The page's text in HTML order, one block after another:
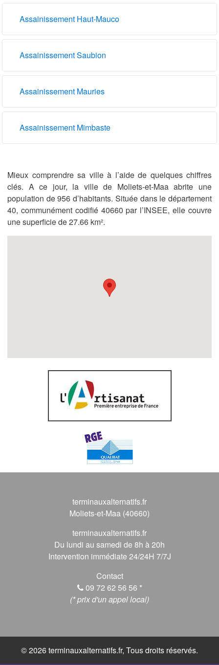
Assainissement Haut-Mauco
Assainissement Saubion
Assainissement Mauries
Assainissement Mimbaste
Mieux comprendre sa ville à l’aide de quelques chiffres
clés. A ce jour, la ville de Moliets-et-Maa abrite une
population de 956 d’habitants. Située dans le département
40, communément codifié 40660 par l’INSEE, elle couvre
une superficie de 27.66 km².
terminauxalternatifs.fr
Moliets-et-Maa (40660)
terminauxalternatifs.fr
Du lundi au samedi de 8h à 20h
Intervention immédiate 24/24H 7/7J
Contact
09 72 62 56 56 *
(* prix d'un appel local)
© 2026 terminauxalternatifs.fr, Tous droits réservés.